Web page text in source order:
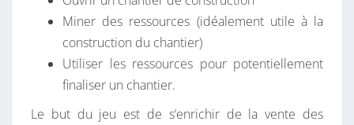
Miner des ressources (idéalement utile à la
construction du chantier)
Utiliser les ressources pour potentiellement
finaliser un chantier.
Le but du jeu est de s’enrichir de la vente des